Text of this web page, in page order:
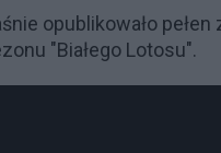
opublikowało
"Białego Lotosu".